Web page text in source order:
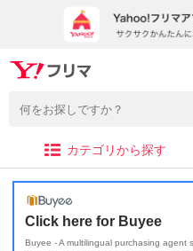
カテゴリから探す
Click here for Buyee
Buyee - A multilingual purchasing